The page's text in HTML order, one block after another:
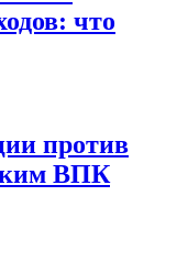
что
против
ВПК